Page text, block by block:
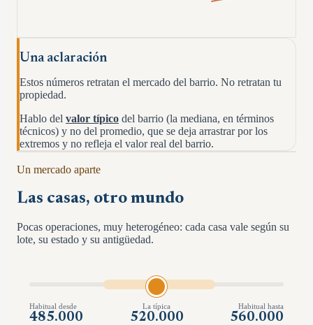
Una aclaración
Estos números retratan el mercado del barrio. No retratan tu
propiedad.
Hablo del valor típico del barrio (la mediana, en términos
técnicos) y no del promedio, que se deja arrastrar por los
extremos y no refleja el valor real del barrio.
Un mercado aparte
Las casas, otro mundo
Pocas operaciones, muy heterogéneo: cada casa vale según su
lote, su estado y su antigüedad.
Habitual desde
485.000
La típica
520.000
Habitual hasta
560.000